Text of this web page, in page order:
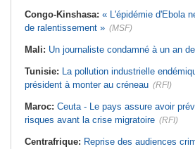
Congo-Kinshasa: « L'épidémie d'Ebola
de ralentissement » (MSF)
Mali: Un journaliste condamné à un an
Tunisie: La pollution industrielle
président à monter au créneau (RFI)
Maroc: Ceuta - Le pays assure avoir
risques avant la crise migratoire (RFI)
Centrafrique: Reprise des audiences